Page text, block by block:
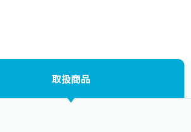
取扱商品